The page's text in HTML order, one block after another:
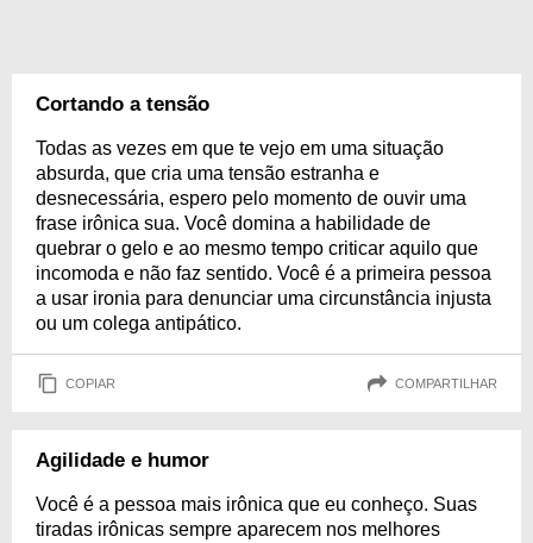
Cortando a tensão
Todas as vezes em que te vejo em uma situação
absurda, que cria uma tensão estranha e
desnecessária, espero pelo momento de ouvir uma
frase irônica sua. Você domina a habilidade de
quebrar o gelo e ao mesmo tempo criticar aquilo que
incomoda e não faz sentido. Você é a primeira pessoa
a usar ironia para denunciar uma circunstância injusta
ou um colega antipático.
COPIAR COMPARTILHAR
Agilidade e humor
Você é a pessoa mais irônica que eu conheço. Suas
tiradas irônicas sempre aparecem nos melhores